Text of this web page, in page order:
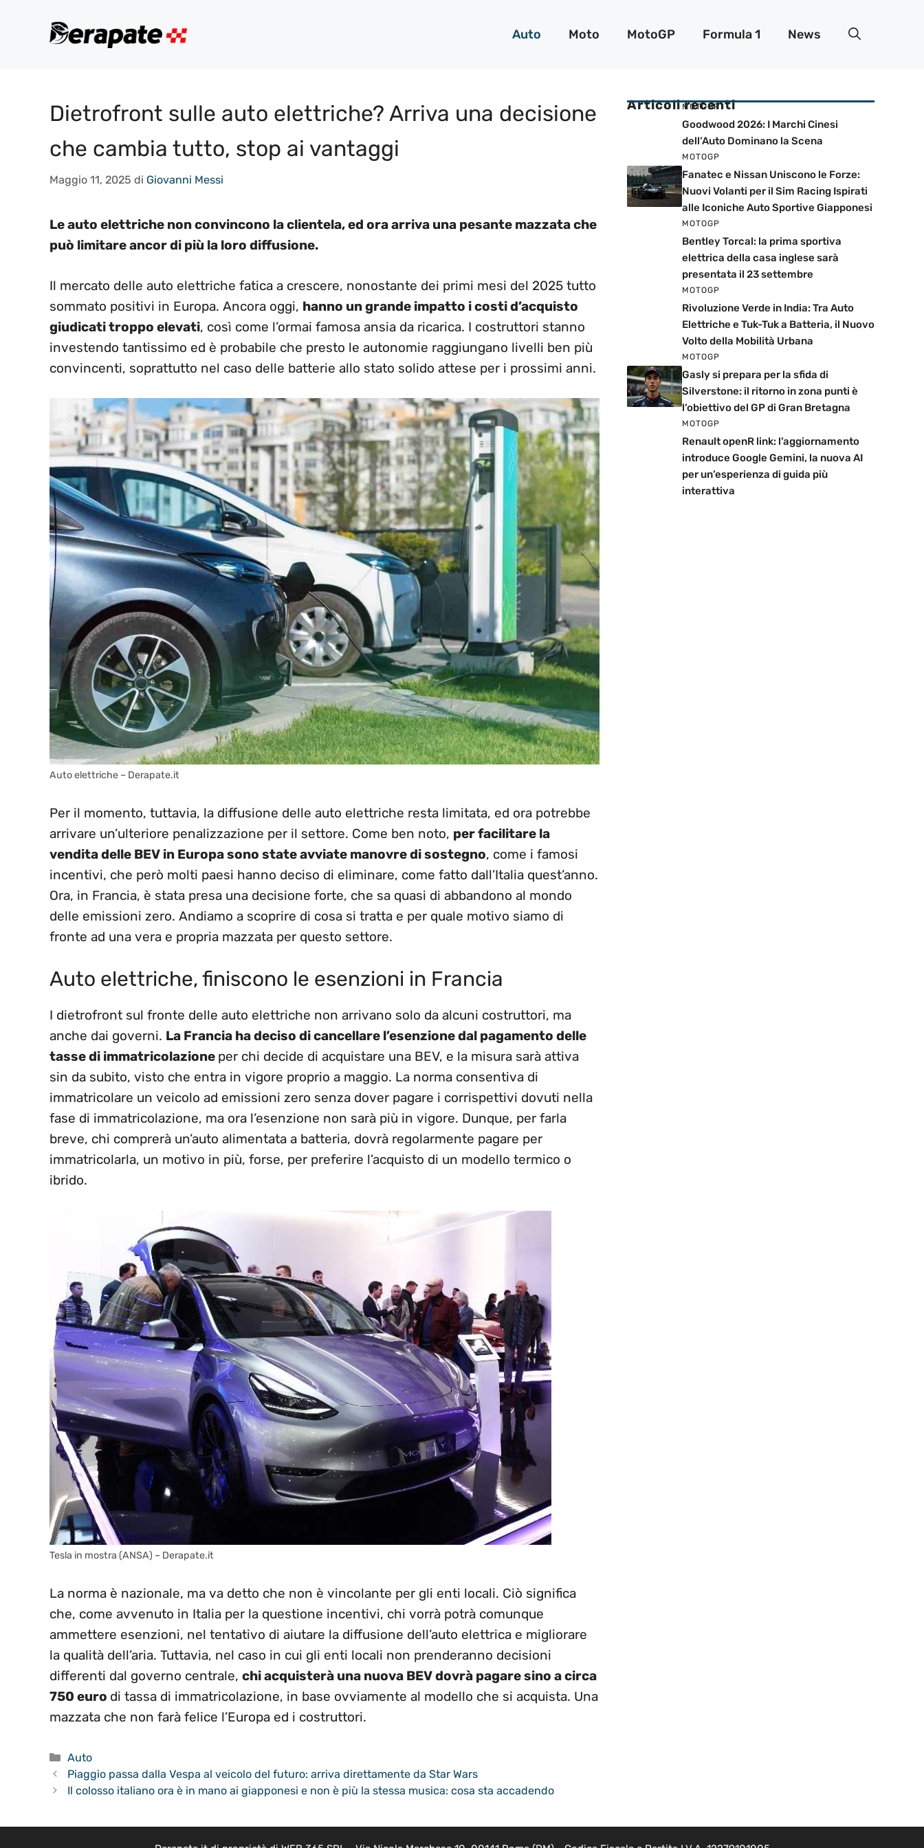
Auto Moto MotoGP Formula 1 News
Dietrofront sulle auto elettriche? Arriva una decisione
che cambia tutto, stop ai vantaggi
Maggio 11, 2025 di Giovanni Messi
Le auto elettriche non convincono la clientela, ed ora arriva una pesante mazzata che
può limitare ancor di più la loro diffusione.
Il mercato delle auto elettriche fatica a crescere, nonostante dei primi mesi del 2025 tutto
sommato positivi in Europa. Ancora oggi, hanno un grande impatto i costi d’acquisto
giudicati troppo elevati, così come l’ormai famosa ansia da ricarica. I costruttori stanno
investendo tantissimo ed è probabile che presto le autonomie raggiungano livelli ben più
convincenti, soprattutto nel caso delle batterie allo stato solido attese per i prossimi anni.
Auto elettriche – Derapate.it
Per il momento, tuttavia, la diffusione delle auto elettriche resta limitata, ed ora potrebbe
arrivare un’ulteriore penalizzazione per il settore. Come ben noto, per facilitare la
vendita delle BEV in Europa sono state avviate manovre di sostegno, come i famosi
incentivi, che però molti paesi hanno deciso di eliminare, come fatto dall’Italia quest’anno.
Ora, in Francia, è stata presa una decisione forte, che sa quasi di abbandono al mondo
delle emissioni zero. Andiamo a scoprire di cosa si tratta e per quale motivo siamo di
fronte ad una vera e propria mazzata per questo settore.
Auto elettriche, finiscono le esenzioni in Francia
I dietrofront sul fronte delle auto elettriche non arrivano solo da alcuni costruttori, ma
anche dai governi. La Francia ha deciso di cancellare l’esenzione dal pagamento delle
tasse di immatricolazione per chi decide di acquistare una BEV, e la misura sarà attiva
sin da subito, visto che entra in vigore proprio a maggio. La norma consentiva di
immatricolare un veicolo ad emissioni zero senza dover pagare i corrispettivi dovuti nella
fase di immatricolazione, ma ora l’esenzione non sarà più in vigore. Dunque, per farla
breve, chi comprerà un’auto alimentata a batteria, dovrà regolarmente pagare per
immatricolarla, un motivo in più, forse, per preferire l’acquisto di un modello termico o
ibrido.
Tesla in mostra (ANSA) – Derapate.it
La norma è nazionale, ma va detto che non è vincolante per gli enti locali. Ciò significa
che, come avvenuto in Italia per la questione incentivi, chi vorrà potrà comunque
ammettere esenzioni, nel tentativo di aiutare la diffusione dell’auto elettrica e migliorare
la qualità dell’aria. Tuttavia, nel caso in cui gli enti locali non prenderanno decisioni
differenti dal governo centrale, chi acquisterà una nuova BEV dovrà pagare sino a circa
750 euro di tassa di immatricolazione, in base ovviamente al modello che si acquista. Una
mazzata che non farà felice l’Europa ed i costruttori.
Categorie
Auto
Piaggio passa dalla Vespa al veicolo del futuro: arriva direttamente da Star Wars
Il colosso italiano ora è in mano ai giapponesi e non è più la stessa musica: cosa sta accadendo
Articoli recenti
MOTOGP
Goodwood 2026: I Marchi Cinesi
dell’Auto Dominano la Scena
MOTOGP
Fanatec e Nissan Uniscono le Forze:
Nuovi Volanti per il Sim Racing Ispirati
alle Iconiche Auto Sportive Giapponesi
MOTOGP
Bentley Torcal: la prima sportiva
elettrica della casa inglese sarà
presentata il 23 settembre
MOTOGP
Rivoluzione Verde in India: Tra Auto
Elettriche e Tuk-Tuk a Batteria, il Nuovo
Volto della Mobilità Urbana
MOTOGP
Gasly si prepara per la sfida di
Silverstone: il ritorno in zona punti è
l’obiettivo del GP di Gran Bretagna
MOTOGP
Renault openR link: l’aggiornamento
introduce Google Gemini, la nuova AI
per un’esperienza di guida più
interattiva